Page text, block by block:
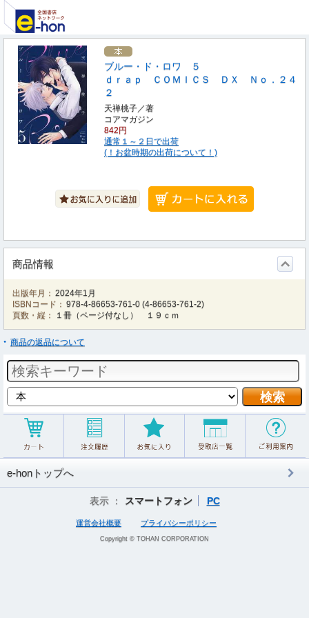
ブルー・ド・ロワ ５
ｄｒａｐ ＣＯＭＩＣＳ ＤＸ Ｎｏ．２４
２
天禅桃子／著
コアマガジン
842円
通常１～２日で出荷
(！お盆時期の出荷について！)
商品情報
出版年月： 2024年1月
ISBNコード： 978-4-86653-761-0 (4-86653-761-2)
頁数・縦：
１冊（ページ付なし） １９ｃｍ
商品の返品について
e-honトップへ
表示 ： スマートフォン PC
運営会社概要 プライバシーポリシー
Copyright © TOHAN CORPORATION